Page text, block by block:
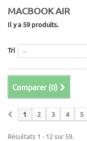
MACBOOK AIR
Il y a 59 produits.
Tri
Comparer (0)
1 2 3 4 5
Résultats 1 - 12 sur 59.